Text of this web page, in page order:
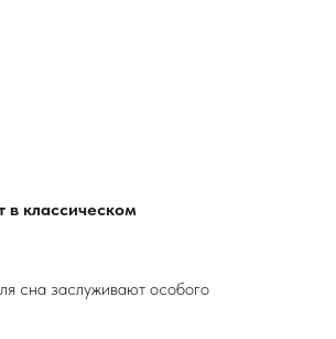
в классическом
сна заслуживают особого